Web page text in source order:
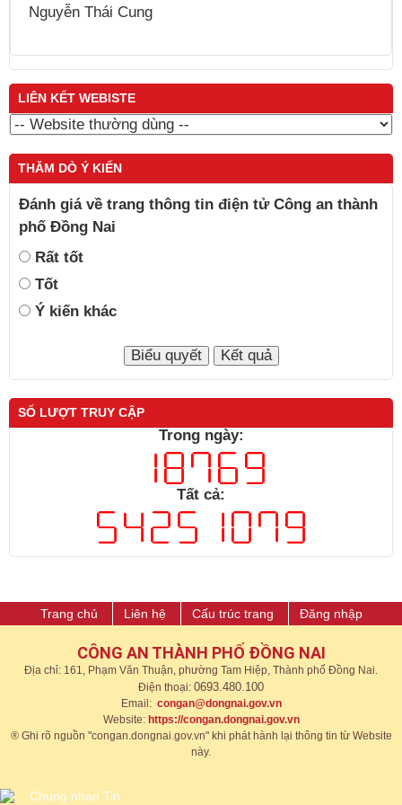
Nguyễn Thái Cung
LIÊN KẾT WEBISTE
THĂM DÒ Ý KIẾN
Đánh giá về trang thông tin điện tử Công an thành
phố Đồng Nai
Rất tốt
Tốt
Ý kiến khác
SỐ LƯỢT TRUY CẬP
Trong ngày:
Tất cả:
Trang chủ Liên hệ Cấu trúc trang Đăng nhập
CÔNG AN THÀNH PHỐ ĐỒNG NAI
Địa chỉ: 161, Phạm Văn Thuận, phường Tam Hiệp, Thành phố Đồng Nai.
Điện thoại: 0693.480.100
Email: congan@dongnai.gov.vn
Website: https://congan.dongnai.gov.vn​
® Ghi rõ nguồn "congan.dongnai.gov.vn" khi phát hành lại thông tin từ Website
này.​​